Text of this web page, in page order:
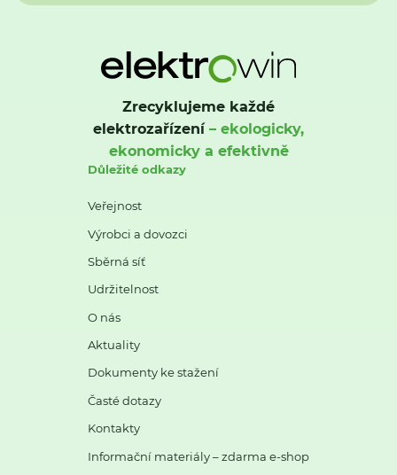
Zrecyklujeme každé
elektrozařízení– ekologicky,
ekonomicky a efektivně
Důležité odkazy
Veřejnost
Výrobci a dovozci
Sběrná síť
Udržitelnost
O nás
Aktuality
Dokumenty ke stažení
Časté dotazy
Kontakty
Informační materiály – zdarma e-shop